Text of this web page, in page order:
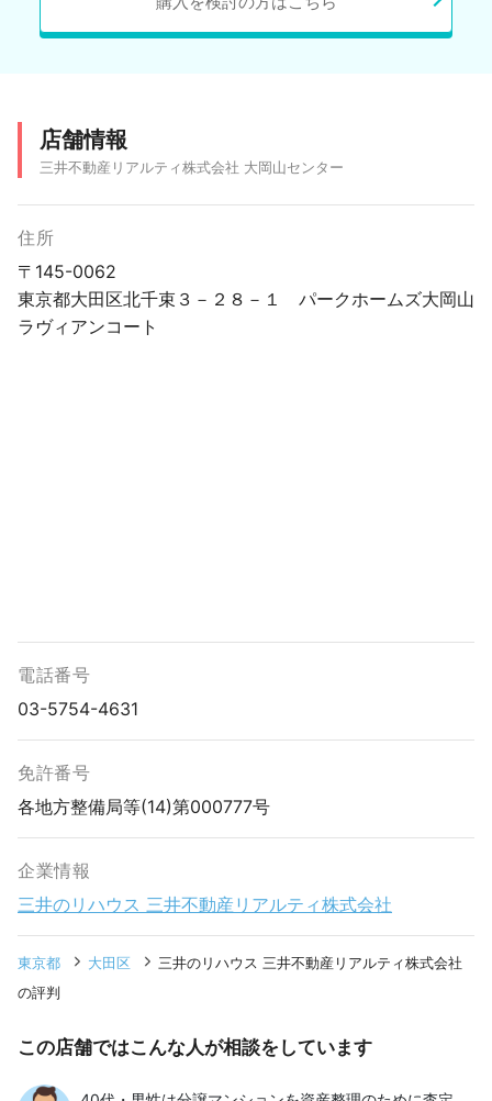
店舗情報
三井不動産リアルティ株式会社 大岡山センター
住所
〒145-0062
東京都大田区北千束３－２８－１ パークホームズ大岡山
ラヴィアンコート
電話番号
03-5754-4631
免許番号
各地方整備局等(14)第000777号
企業情報
三井のリハウス 三井不動産リアルティ株式会社
東京都 大田区
三井のリハウス 三井不動産リアルティ株式会社
の評判
この店舗ではこんな人が相談をしています